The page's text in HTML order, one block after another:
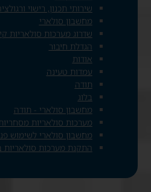
שירותי תכנון, רישוי
מחשבון סולארי
שדרוג מערכות סולאריות
הגדלת חיבור
אודות
עמדות טעינה
תודה
בלוג
מחשבון סולארי - תודה
מערכות סולאריות
מחשבון סולארי לשימוש
התקנת מערכות סולאריות